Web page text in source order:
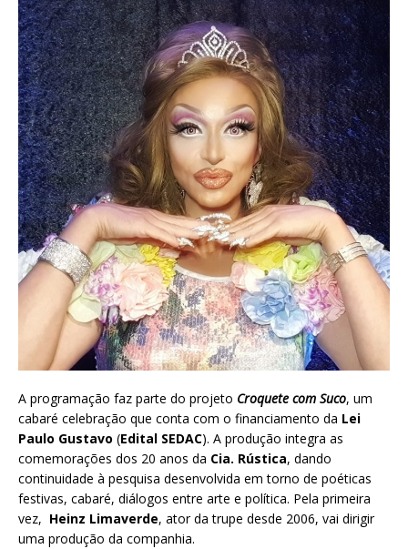
A programação faz parte do projeto Croquete com Suco, um
cabaré celebração que conta com o financiamento da Lei
Paulo Gustavo (Edital SEDAC). A produção integra as
comemorações dos 20 anos da Cia. Rústica, dando
continuidade à pesquisa desenvolvida em torno de poéticas
festivas, cabaré, diálogos entre arte e política. Pela primeira
vez, Heinz Limaverde, ator da trupe desde 2006, vai dirigir
uma produção da companhia.